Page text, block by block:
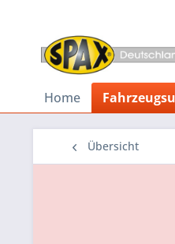
Home
Übersicht